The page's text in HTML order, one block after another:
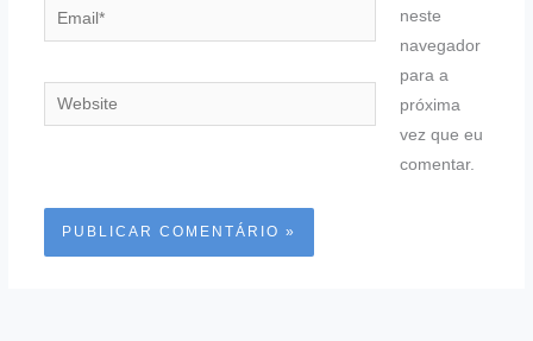
Email*
Website
neste
navegador
para a
próxima
vez que eu
comentar.